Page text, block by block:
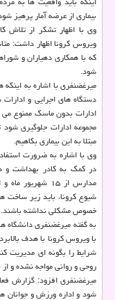
بیماری از عرضه آمار پرهیز
وی با اظهار تشکر از تلاش
ویروس کرونا اظهار داشت:
که با همکاری دهیاران و
شود.
میرغضنفری با اشاره به
دستگاه های اجرایی و
ادارات بدون ماسک ممنوع
مجموعه ادارات جلوگیری شود
مبتلا به این بیماری بکاهیم.
وی با اشاره به ضرورت
در کمک به کادر بهداشت و
مدارس از ۱۵
شیوع کرونا، باید زیر ساخت
خصوص مشکلی نداشته باشند.
به گفته میرغضنفری دانشگاه
با ویروس کرونا با هدف
شرایط را بگونه ای مدیریت
روحی و روانی مواجه نشده و
میرغضنفری افزود: گزارش
شود و اداره ورزش و جوانان